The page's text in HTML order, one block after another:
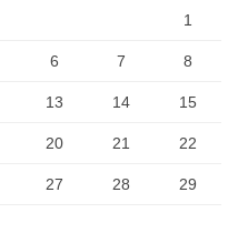
1
6 7 8
13 14 15
20 21 22
27 28 29